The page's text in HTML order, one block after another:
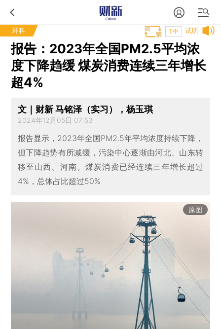
环科 试听
T中
报告：2023年全国PM2.5平均浓
度下降趋缓 煤炭消费连续三年增长
超4%
文｜财新 马铭泽（实习），杨玉琪
2024年12月05日 07:53
报告显示，2023年全国PM2.5年平均浓度持续下降，
但下降趋势有所减缓，污染中心逐渐由河北、山东转
移至山西、河南。煤炭消费已经连续三年增长超过
4%，总体占比超过50%
原图